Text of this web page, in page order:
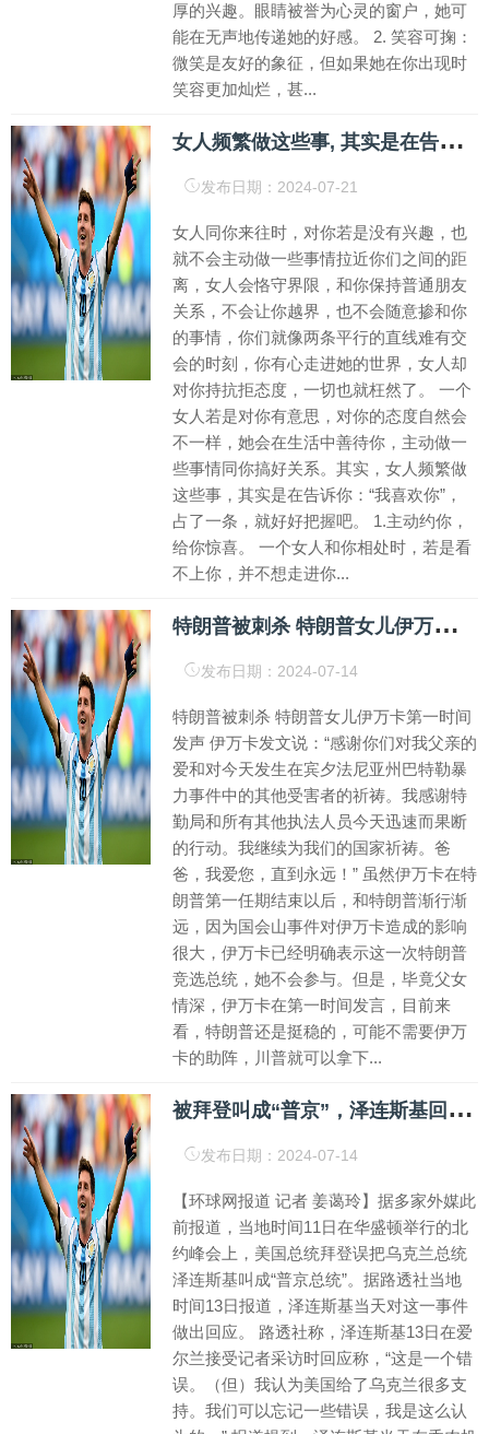
厚的兴趣。眼睛被誉为心灵的窗户，她可
能在无声地传递她的好感。 2. 笑容可掬：
微笑是友好的象征，但如果她在你出现时
笑容更加灿烂，甚...
女
人频繁做这些事, 其实是在告诉你: “我喜欢你”
发布日期：2024-07-21
女人同你来往时，对你若是没有兴趣，也
就不会主动做一些事情拉近你们之间的距
离，女人会恪守界限，和你保持普通朋友
关系，不会让你越界，也不会随意掺和你
的事情，你们就像两条平行的直线难有交
会的时刻，你有心走进她的世界，女人却
对你持抗拒态度，一切也就枉然了。 一个
女人若是对你有意思，对你的态度自然会
不一样，她会在生活中善待你，主动做一
些事情同你搞好关系。其实，女人频繁做
这些事，其实是在告诉你：“我喜欢你”，
占了一条，就好好把握吧。 1.主动约你，
给你惊喜。 一个女人和你相处时，若是看
不上你，并不想走进你...
特
朗普被刺杀 特朗普女儿伊万卡第一时间发声 伊万卡发文说：“感谢你们
发布日期：2024-07-14
特朗普被刺杀 特朗普女儿伊万卡第一时间
发声 伊万卡发文说：“感谢你们对我父亲的
爱和对今天发生在宾夕法尼亚州巴特勒暴
力事件中的其他受害者的祈祷。我感谢特
勤局和所有其他执法人员今天迅速而果断
的行动。我继续为我们的国家祈祷。爸
爸，我爱您，直到永远！” 虽然伊万卡在特
朗普第一任期结束以后，和特朗普渐行渐
远，因为国会山事件对伊万卡造成的影响
很大，伊万卡已经明确表示这一次特朗普
竞选总统，她不会参与。但是，毕竟父女
情深，伊万卡在第一时间发言，目前来
看，特朗普还是挺稳的，可能不需要伊万
卡的助阵，川普就可以拿下...
被
拜登叫成“普京”，泽连斯基回应：鉴于美国对乌支持，这是可以忘记的错误
发布日期：2024-07-14
【环球网报道 记者 姜蔼玲】据多家外媒此
前报道，当地时间11日在华盛顿举行的北
约峰会上，美国总统拜登误把乌克兰总统
泽连斯基叫成“普京总统”。据路透社当地
时间13日报道，泽连斯基当天对这一事件
做出回应。 路透社称，泽连斯基13日在爱
尔兰接受记者采访时回应称，“这是一个错
误。（但）我认为美国给了乌克兰很多支
持。我们可以忘记一些错误，我是这么认